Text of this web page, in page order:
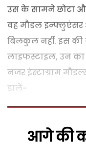
उस के सामने छोटा
वह मौडल इन्फ्लुएंसर
बिलकुल नहीं. इस की
लाइफस्टाइल, उन
नजर इंस्टाग्राम
डालें-
आगे की